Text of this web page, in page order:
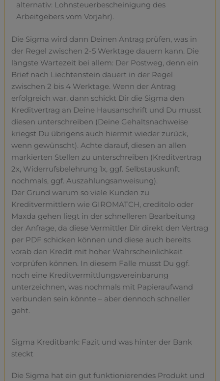
alternativ: Lohnsteuerbescheinigung des
Arbeitgebers vom Vorjahr).
Die Sigma wird dann Deinen Antrag prüfen, was in
der Regel zwischen 2-5 Werktage dauern kann. Die
längste Wartezeit bei allem: Der Postweg, denn ein
Brief nach Liechtenstein dauert in der Regel
zwischen 2 bis 4 Werktage. Wenn der Antrag
erfolgreich war, dann schickt Dir die Sigma den
Kreditvertrag an Deine Hausanschrift und Du musst
diesen unterschreiben (Deine Gehaltsnachweise
kriegst Du übrigens auch hiermit wieder zurück,
wenn gewünscht). Achte darauf, diesen an allen
markierten Stellen zu unterschreiben (Kreditvertrag
2x, Widerrufsbelehrung 1x, ggf. Selbstauskunft
nochmals, ggf. Auszahlungsanweisung).
Der Grund warum so viele Kunden zu
Kreditvermittlern wie GIROMATCH, creditolo oder
Maxda gehen liegt in der schnelleren Bearbeitung
der Anfrage, da diese Vermittler Dir direkt den Vertrag
per PDF schicken können und diese auch bereits
vorab den Kredit mit hoher Wahrscheinlichkeit
vorprüfen können. In diesem Falle musst Du ggf.
noch eine Kreditvermittlungsvereinbarung
unterzeichnen, was nochmals mit Papieraufwand
verbunden sein könnte – aber dennoch schneller
geht.
Sigma Kreditbank: Fazit und was hinter der Bank
steckt
Die Sigma hat ein gut funktionierendes Produkt und